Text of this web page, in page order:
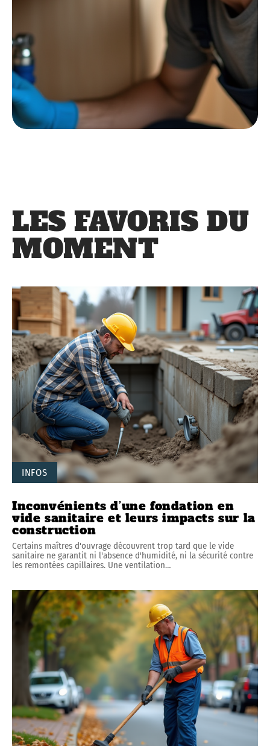
LES FAVORIS DU
MOMENT
INFOS
Inconvénients d’une fondation en
vide sanitaire et leurs impacts sur la
construction
Certains maîtres d'ouvrage découvrent trop tard que le vide
sanitaire ne garantit ni l'absence d'humidité, ni la sécurité contre
les remontées capillaires. Une ventilation…